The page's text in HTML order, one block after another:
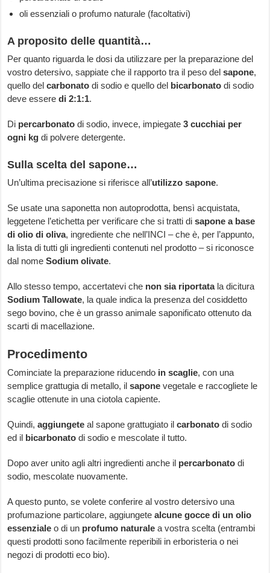
oli essenziali o profumo naturale (facoltativi)
A proposito delle quantità…
Per quanto riguarda le dosi da utilizzare per la preparazione del
vostro detersivo, sappiate che il rapporto tra il peso delsapone,
quello delcarbonato di sodio e quello del bicarbonato di sodio
deve essere di 2:1:1.
Di percarbonato di sodio, invece, impiegate 3 cucchiai per
ogni kg di polvere detergente.
Sulla scelta del sapone…
Un’ultima precisazione si riferisce all’utilizzo sapone.
Se usate una saponetta non autoprodotta, bensì acquistata,
leggetene l’etichetta per verificare che si tratti disapone a base
di olio di oliva, ingrediente che nell’INCI – che è, per l’appunto,
la lista di tutti gli ingredienti contenuti nel prodotto – si riconosce
dal nomeSodium olivate.
Allo stesso tempo, accertatevi che non sia riportatala dicitura
Sodium Tallowate, la quale indica la presenza del cosiddetto
sego bovino, che è un grasso animale saponificato ottenuto da
scarti di macellazione.
Procedimento
Cominciate la preparazione riducendo in scaglie, con una
semplice grattugia di metallo, ilsapone vegetale e raccogliete le
scaglie ottenute in una ciotola capiente.
Quindi,aggiungete al sapone grattugiato ilcarbonato di sodio
ed il bicarbonato di sodio e mescolate il tutto.
Dopo aver unito agli altri ingredienti anche il percarbonato di
sodio, mescolate nuovamente.
A questo punto, se volete conferire al vostro detersivo una
profumazione particolare, aggiungetealcune gocce di un olio
essenziale o di un profumo naturale a vostra scelta (entrambi
questi prodotti sono facilmente reperibili in erboristeria o nei
negozi di prodotti eco bio).